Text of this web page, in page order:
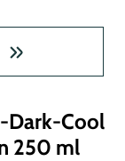
Dark-Cool
250 ml